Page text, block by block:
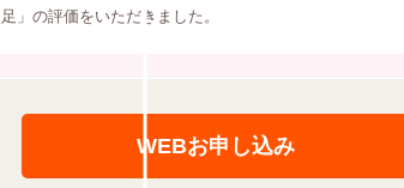
足」の評価をいただきました。
WEBお申し込み